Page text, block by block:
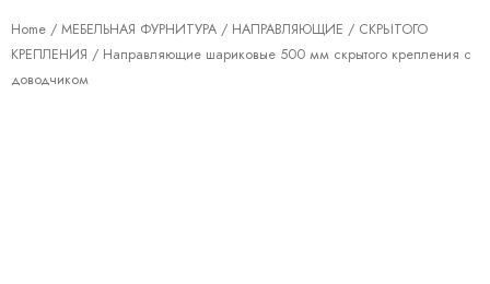
Home / МЕБЕЛЬНАЯ ФУРНИТУРА / НАПРАВЛЯЮЩИЕ / СКРЫТОГО
КРЕПЛЕНИЯ / Направляющие шариковые 500 мм скрытого крепления с
доводчиком